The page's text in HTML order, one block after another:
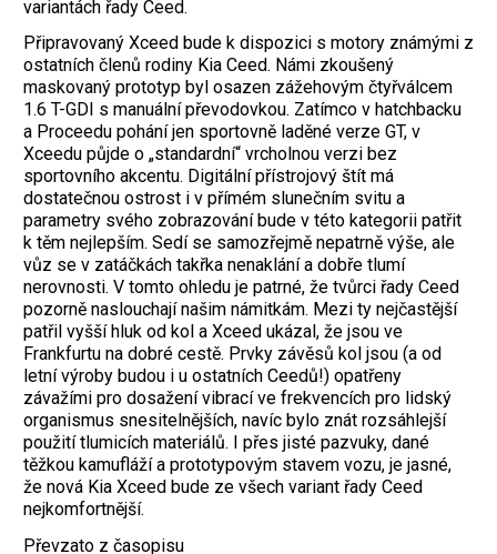
variantách řady Ceed.
Připravovaný Xceed bude k dispozici s motory známými z
ostatních členů rodiny Kia Ceed. Námi zkoušený
maskovaný prototyp byl osazen zážehovým čtyřválcem
1.6 T-GDI s manuální převodovkou. Zatímco v hatchbacku
a Proceedu pohání jen sportovně laděné verze GT, v
Xceedu půjde o „standardní“ vrcholnou verzi bez
sportovního akcentu. Digitální přístrojový štít má
dostatečnou ostrost i v přímém slunečním svitu a
parametry svého zobrazování bude v této kategorii patřit
k těm nejlepším. Sedí se samozřejmě nepatrně výše, ale
vůz se v zatáčkách takřka nenaklání a dobře tlumí
nerovnosti. V tomto ohledu je patrné, že tvůrci řady Ceed
pozorně naslouchají našim námitkám. Mezi ty nejčastější
patřil vyšší hluk od kol a Xceed ukázal, že jsou ve
Frankfurtu na dobré cestě. Prvky závěsů kol jsou (a od
letní výroby budou i u ostatních Ceedů!) opatřeny
závažími pro dosažení vibrací ve frekvencích pro lidský
organismus snesitelnějších, navíc bylo znát rozsáhlejší
použití tlumicích materiálů. I přes jisté pazvuky, dané
těžkou kamufláží a prototypovým stavem vozu, je jasné,
že nová Kia Xceed bude ze všech variant řady Ceed
nejkomfortnější.
Převzato z časopisu